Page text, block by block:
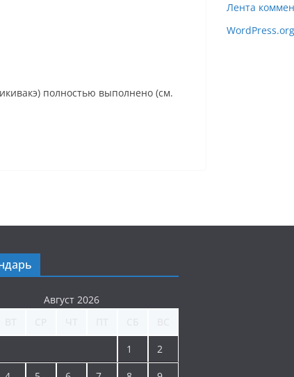
полностью выполнено (см.
Лента
WordPress.org
Август 2026
1 2